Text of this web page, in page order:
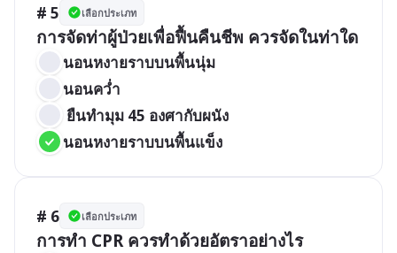
# 5 เลือกประเภท
การจัดท่าผู้ป่วยเพื่อฟื้นคืนชีพ ควรจัดในท่าใด
นอนหงายราบบนพื้นนุ่ม
นอนคว่ำ
ยืนทำมุม 45 องศากับผนัง
นอนหงายราบบนพื้นแข็ง
# 6 เลือกประเภท
การทำ CPR ควรทำด้วยอัตราอย่างไร